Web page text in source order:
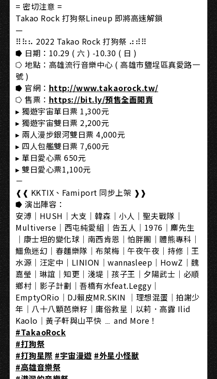
= 密切注意 =
Takao Rock 打狗祭Lineup 即將高速解鎖
—
⠿⠷⠦ 2022 Takao Rock 打狗祭 ⠴⠾⠿
⭓ 日期：10.29 ( 六 ) -10.30 ( 日 )
⭔ 地點：高雄流行音樂中心 ( 高雄市鹽埕區真愛路一
號 )
⭓ 官網： http://www.takaorock.tw/
⭔ 售票： https://bit.ly/預售全面開賣
▸ 獨遊宇宙單日票 1,300元
▸ 獨遊宇宙雙日票 2,200元
▸ 兩人漫步銀河雙日票 4,000元
▸ 四人包艦雙日票 7,600元
▸ 單日愛心票 650元
▸ 雙日愛心票1,100元
－
❰❰ KKTIX、Famiport 同步上架 ❱❱
⭓ 演出陣容：
安溥｜HUSH｜大支｜韓森｜小人｜聖夫戰隊｜
Multiverse｜西屯純愛組｜告五人｜1976｜麋先生
｜康士坦的變化球｜南西肯恩｜怕胖團｜體熊專科｜
鱷魚迷幻｜春麵樂隊｜布萊梅｜午夜午夜｜持修｜王
水源｜汪定中｜LINION｜wannasleep｜HowZ｜魏
嘉瑩｜琳誼｜知更｜淺堤｜孩子王｜夕陽武士｜必順
鄉村｜影子計劃｜吾橋有水feat.Leggy｜
EmptyORio｜DJ賴皮MR.SKIN ｜理想混蛋｜拍謝少
年｜八十八顆芭樂籽｜庸俗救星｜以莉．高露 Ilid
Kaolo｜黃子軒與山平快 ﹍ and More！
#TakaoRock
#打狗祭
#打狗星際 #宇宙漫遊 #外星小怪獸
#高雄音樂祭